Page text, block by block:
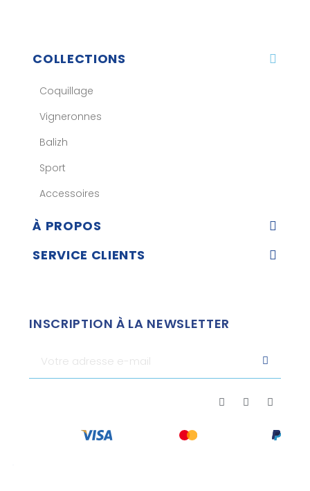
COLLECTIONS
Coquillage
Vigneronnes
Balizh
Sport
Accessoires
À PROPOS
SERVICE CLIENTS
INSCRIPTION À LA NEWSLETTER